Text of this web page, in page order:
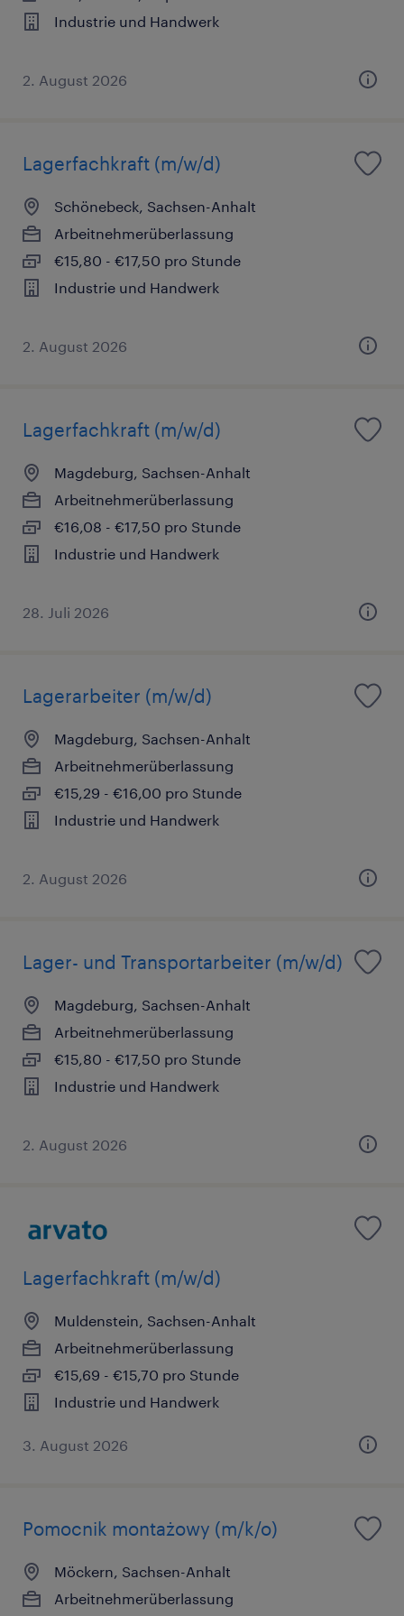
Industrie und Handwerk
2. August 2026
Lagerfachkraft (m/w/d)
Schönebeck, Sachsen-Anhalt
Arbeitnehmerüberlassung
€15,80 - €17,50 pro Stunde
Industrie und Handwerk
2. August 2026
Lagerfachkraft (m/w/d)
Magdeburg, Sachsen-Anhalt
Arbeitnehmerüberlassung
€16,08 - €17,50 pro Stunde
Industrie und Handwerk
28. Juli 2026
Lagerarbeiter (m/w/d)
Magdeburg, Sachsen-Anhalt
Arbeitnehmerüberlassung
€15,29 - €16,00 pro Stunde
Industrie und Handwerk
2. August 2026
Lager- und Transportarbeiter (m/w/d)
Magdeburg, Sachsen-Anhalt
Arbeitnehmerüberlassung
€15,80 - €17,50 pro Stunde
Industrie und Handwerk
2. August 2026
Lagerfachkraft (m/w/d)
Muldenstein, Sachsen-Anhalt
Arbeitnehmerüberlassung
€15,69 - €15,70 pro Stunde
Industrie und Handwerk
3. August 2026
Pomocnik montażowy (m/k/o)
Möckern, Sachsen-Anhalt
Arbeitnehmerüberlassung